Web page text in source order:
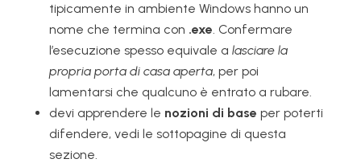
tipicamente in ambiente Windows hanno un
nome che termina con .exe. Confermare
l’esecuzione spesso equivale a lasciare la
propria porta di casa aperta, per poi
lamentarsi che qualcuno è entrato a rubare.
devi apprendere le nozioni di base per poterti
difendere, vedi le sottopagine di questa
sezione.